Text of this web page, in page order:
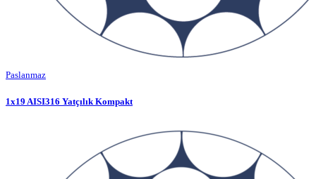
Paslanmaz
1x19 AISI316 Yatçılık Kompakt